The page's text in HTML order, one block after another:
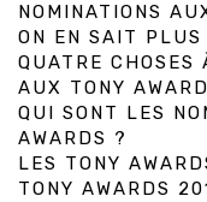
NOMINATIONS
ON EN SAIT
QUATRE CHOSES
AUX TONY
QUI SONT LES
AWARDS ?
LES TONY
TONY AWARDS